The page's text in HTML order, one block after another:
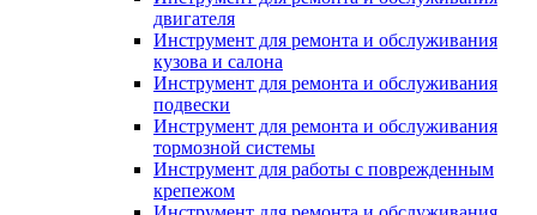
двигателя
Инструмент для ремонта и обслуживания
кузова и салона
Инструмент для ремонта и обслуживания
подвески
Инструмент для ремонта и обслуживания
тормозной системы
Инструмент для работы с поврежденным
крепежом